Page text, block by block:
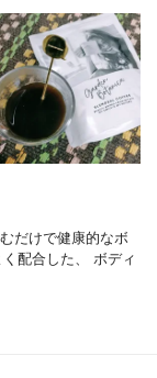
だけで健康的なボ
配合した、 ボディ